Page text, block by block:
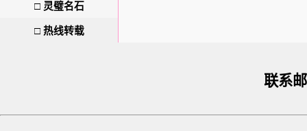
□ 灵璧名石
□ 热线转载
联系